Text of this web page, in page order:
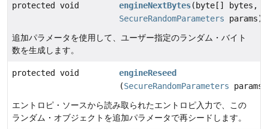
protected void engineNextBytes(byte[] bytes,
SecureRandomParameters params)
追加パラメータを使用して、ユーザー指定のランダム・バイト
数を生成します。
protected void
engineReseed
(SecureRandomParameters params)
エントロピ・ソースから読み取られたエントロピ入力で、この
ランダム・オブジェクトを追加パラメータで再シードします。